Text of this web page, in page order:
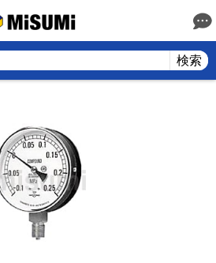
検索